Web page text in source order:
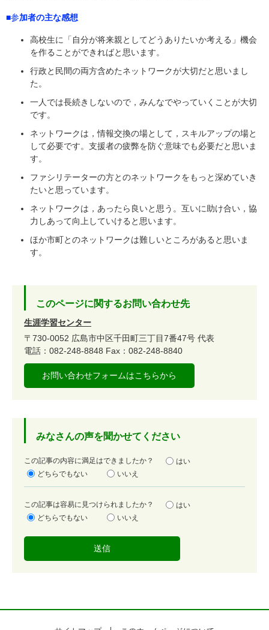
■参加者の主な感想
高校生に「自分が将来親としてどうありたいか考える」機会
を作ることができればと思います。
行政と民間の両方含めたネットワークが大切だと思いまし
た。
一人では長続きしないので，みんなでやっていくことが大切
です。
ネットワークは，情報交換の場として，スキルアップの場と
して必要です。支援者の疲弊を防ぐ意味でも必要だと思いま
す。
ファシリテーターの方とのネットワークをもっと深めていき
たいと思っています。
ネットワークは，あったら良いと思う。互いに助け合い，協
力しあって向上していけると思います。
ほか市町とのネットワークは難しいところがあると思いま
す。
このページに関するお問い合わせ先
生涯学習センター
〒730-0052 広島市中区千田町三丁目7番47号 代表
電話：082-248-8848 Fax：082-248-8840
お問い合わせフォームはこちらから
みなさんの声を聞かせてください
満
足
この記事の内容に満足はできましたか？
はい
どちらでもない
いいえ
容
易
この記事は容易に見つけられましたか？
はい
どちらでもない
いいえ